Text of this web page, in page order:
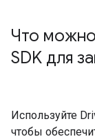
Что
SDK для
Используйте
чтобы